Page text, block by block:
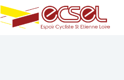
Passer
au
contenu